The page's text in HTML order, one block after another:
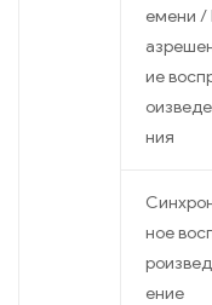
емени /
ие
оизведе
ния
ное
роизвед
ение